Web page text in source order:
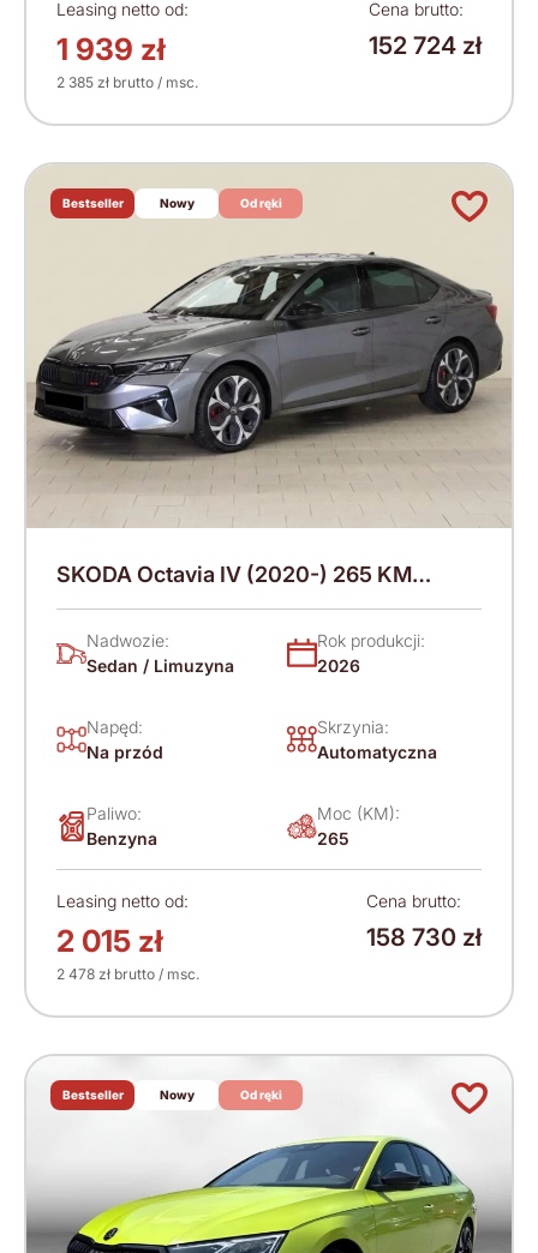
Leasing netto od:
1 939 zł
2 385 zł brutto / msc.
Cena brutto:
152 724 zł
Bestseller Nowy Od ręki
SKODA Octavia IV (2020-) 265 KM
(2026)
Nadwozie:
Sedan / Limuzyna
Rok produkcji:
2026
Napęd:
Na przód
Skrzynia:
Automatyczna
Paliwo:
Benzyna
Moc (KM):
265
Leasing netto od:
2 015 zł
2 478 zł brutto / msc.
Cena brutto:
158 730 zł
Bestseller Nowy Od ręki